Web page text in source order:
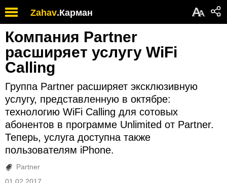
Zahav.Карман АА
Компания Partner
расширяет услугу WiFi
Calling
Группа Partner расширяет эксклюзивную
услугу, представленную в октябре:
технологию WiFi Calling для сотовых
абонентов в программе Unlimited от Partner.
Теперь, услуга доступна также
пользователям iPhone.
Partner